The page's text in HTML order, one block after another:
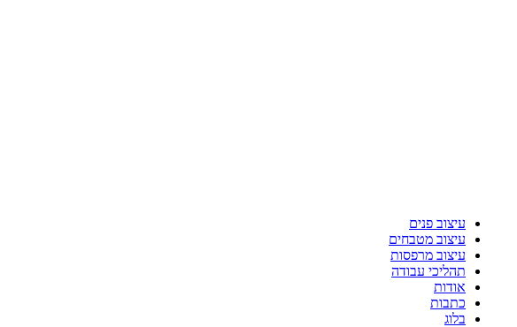
עיצוב פנים
עיצוב מטבחים
עיצוב מרפסות
תהליכי עבודה
אודות
כתבות
בלוג